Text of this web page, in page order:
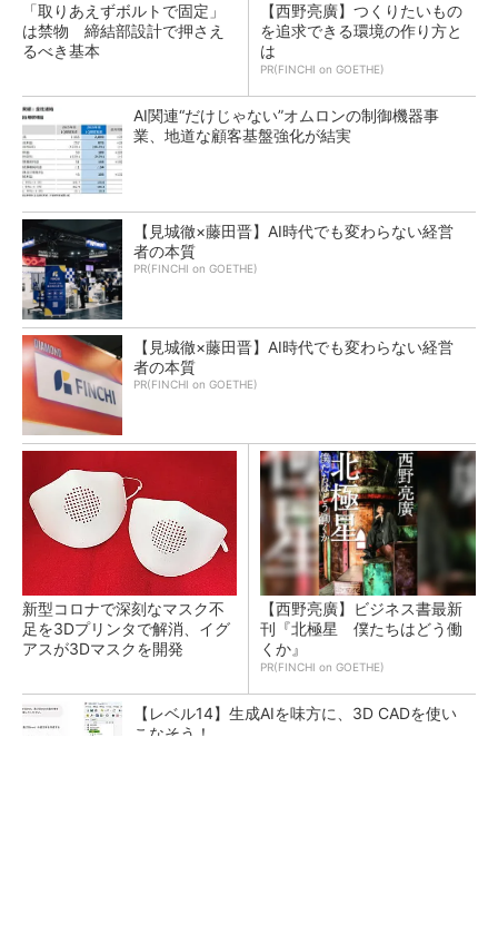
「取りあえずボルトで固定」
は禁物 締結部設計で押さえ
るべき基本
【西野亮廣】つくりたいもの
を追求できる環境の作り方と
は
PR(FINCHI on GOETHE)
AI関連“だけじゃない”オムロンの制御機器事
業、地道な顧客基盤強化が結実
【見城徹×藤田晋】AI時代でも変わらない経営
者の本質
PR(FINCHI on GOETHE)
【見城徹×藤田晋】AI時代でも変わらない経営
者の本質
PR(FINCHI on GOETHE)
新型コロナで深刻なマスク不
足を3Dプリンタで解消、イグ
アスが3Dマスクを開発
【西野亮廣】ビジネス書最新
刊『北極星 僕たちはどう働
くか』
PR(FINCHI on GOETHE)
【レベル14】生成AIを味方に、3D CADを使い
こなそう！